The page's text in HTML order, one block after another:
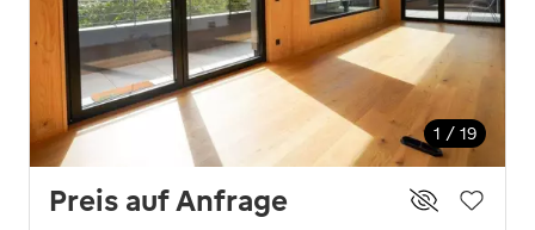
1 / 19
Preis auf Anfrage